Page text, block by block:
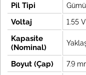
Pil Tipi
Voltaj 1.55 V
Kapasite
(Nominal)
Boyut (Çap) 7.9